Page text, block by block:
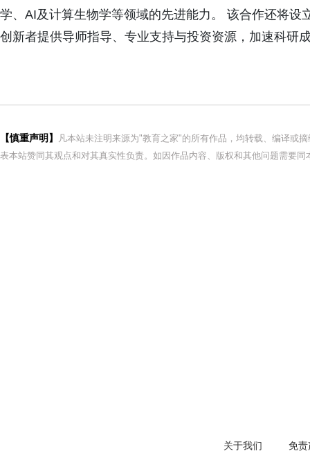
学、AI及计算生物学等领域的先进能力。 该合作还将
创新者提供导师指导、专业支持与投资资源，加速科研
【慎重声明】
凡本站未注明来源为"教育之家"的所有作品，均转载、编译或
表本站赞同其观点和对其真实性负责。如因作品内容、版权和其他问题需要
关于我们 免责